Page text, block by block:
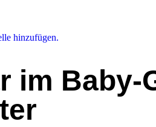
hinzufügen.
im Baby-